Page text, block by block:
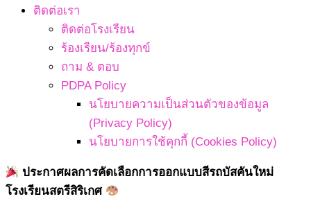
ติดต่อเรา
ติดต่อโรงเรียน
ร้องเรียน/ร้องทุกข์
ถาม & ตอบ
PDPA Policy
นโยบายความเป็นส่วนตัวของข้อมูล
(Privacy Policy)
นโยบายการใช้คุกกี้ (Cookies Policy)
ประกาศผลการคัดเลือกการออกแบบสีรถบัสคันใหม่
โรงเรียนสตรีสิริเกศ